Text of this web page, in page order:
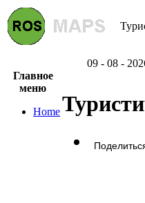
09 - 08 -
Главное
меню
Home